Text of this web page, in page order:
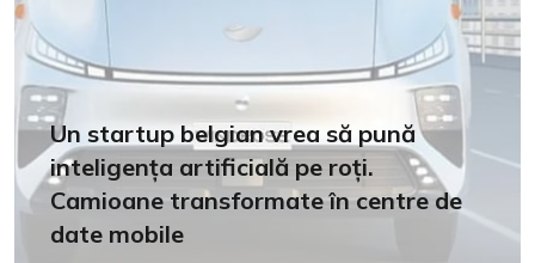
Un startup belgian vrea să pună
inteligența artificială pe roți.
Camioane transformate în centre de
date mobile